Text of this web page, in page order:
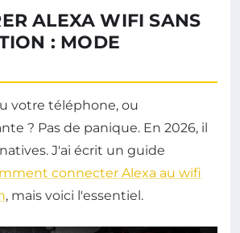
ALEXA WIFI SANS
: MODE
votre téléphone, ou
? Pas de panique. En 2026, il
J'ai écrit un guide
connecter Alexa au wifi
, mais voici l'essentiel.